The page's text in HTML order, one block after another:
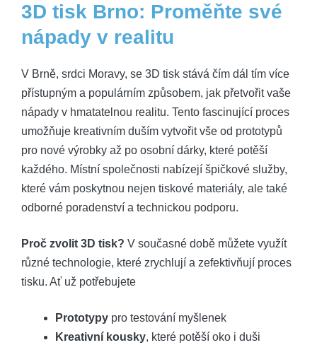
3D tisk Brno: Proměňte své
nápady v realitu
V Brně, srdci Moravy, se 3D tisk stává čím dál tím více
přístupným a populárním způsobem, jak přetvořit vaše
nápady v hmatatelnou realitu. Tento fascinující proces
umožňuje kreativním duším vytvořit vše od prototypů
pro nové výrobky až po osobní dárky, které potěší
každého. Místní společnosti nabízejí špičkové služby,
které vám poskytnou nejen tiskové materiály, ale také
odborné poradenství a technickou podporu.
Proč zvolit 3D tisk? V současné době můžete využít
různé technologie, které zrychlují a zefektivňují proces
tisku. Ať už potřebujete
Prototypy pro testování myšlenek
Kreativní kousky, které potěší oko i duši